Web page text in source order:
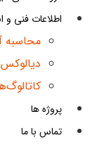
اطلاعات فنی و
محاسبه
دیالوکس
پروژه ها
تماس با ما